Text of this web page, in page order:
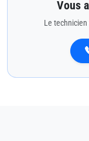
Vous
Le